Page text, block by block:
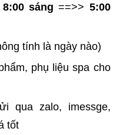
8:00 sáng ==>> 5:00
tính là ngày nào)
phụ liệu spa cho
qua zalo, imessge,
tốt